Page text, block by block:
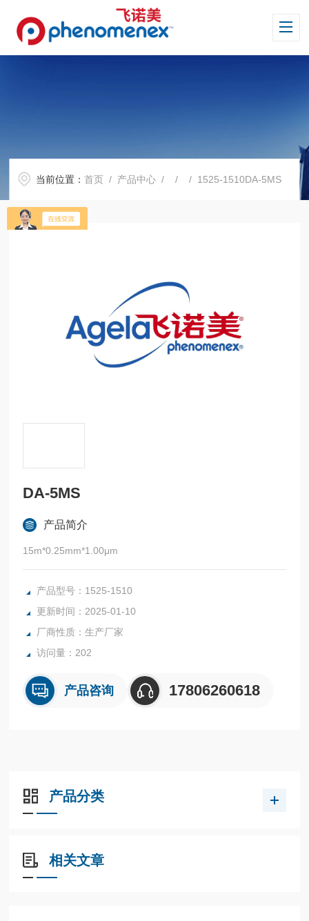
当前位置：首页 / 产品中心 / / / 1525-1510DA-5MS
DA-5MS
产品简介
15m*0.25mm*1.00μm
产品型号：1525-1510
更新时间：2025-01-10
厂商性质：生产厂家
访问量：202
产品咨询 17806260618
产品分类
相关文章